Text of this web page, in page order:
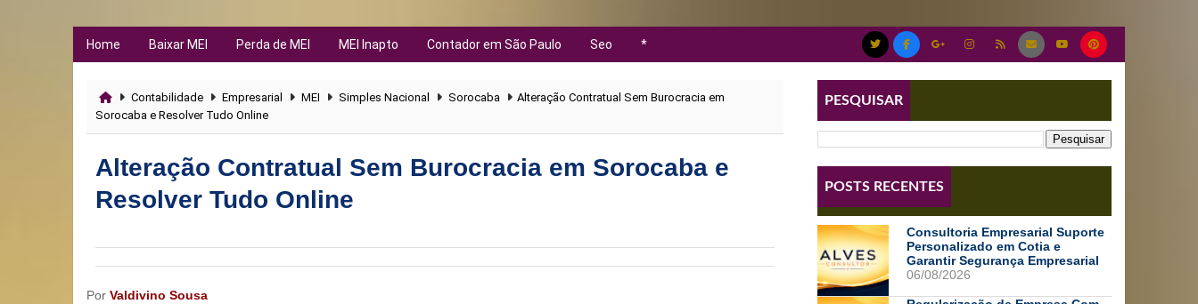
Home Baixar MEI Perda de MEI MEI Inapto Contador em São Paulo Seo *
Contabilidade Empresarial MEI Simples Nacional Sorocaba
Alteração Contratual Sem Burocracia em
Sorocaba e Resolver Tudo Online
Alteração Contratual Sem Burocracia em Sorocaba e
Resolver Tudo Online
Por Valdivino Sousa
PESQUISAR
POSTS RECENTES
Consultoria Empresarial Suporte
Personalizado em Cotia e
Garantir Segurança Empresarial
06/08/2026